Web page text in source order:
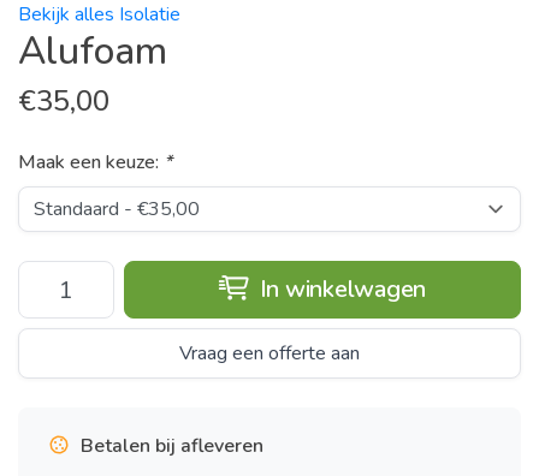
Bekijk alles Isolatie
Alufoam
€35,00
Maak een keuze: *
In winkelwagen
Vraag een offerte aan
Betalen bij afleveren